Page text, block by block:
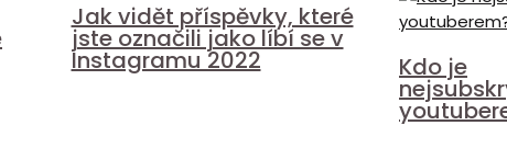
Jak vidět příspěvky, které
jste označili jako líbí se v
Instagramu 2022 Kdo je